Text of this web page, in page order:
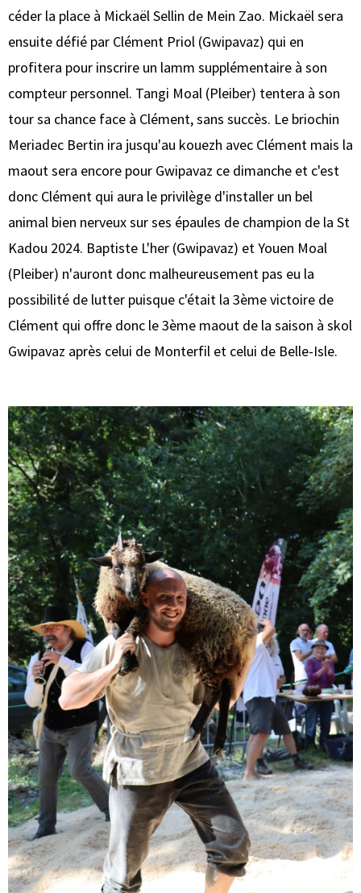
céder la place à Mickaël Sellin de Mein Zao. Mickaël sera
ensuite défié par Clément Priol (Gwipavaz) qui en
profitera pour inscrire un lamm supplémentaire à son
compteur personnel. Tangi Moal (Pleiber) tentera à son
tour sa chance face à Clément, sans succès. Le briochin
Meriadec Bertin ira jusqu'au kouezh avec Clément mais la
maout sera encore pour Gwipavaz ce dimanche et c'est
donc Clément qui aura le privilège d'installer un bel
animal bien nerveux sur ses épaules de champion de la St
Kadou 2024. Baptiste L'her (Gwipavaz) et Youen Moal
(Pleiber) n'auront donc malheureusement pas eu la
possibilité de lutter puisque c'était la 3ème victoire de
Clément qui offre donc le 3ème maout de la saison à skol
Gwipavaz après celui de Monterfil et celui de Belle-Isle.